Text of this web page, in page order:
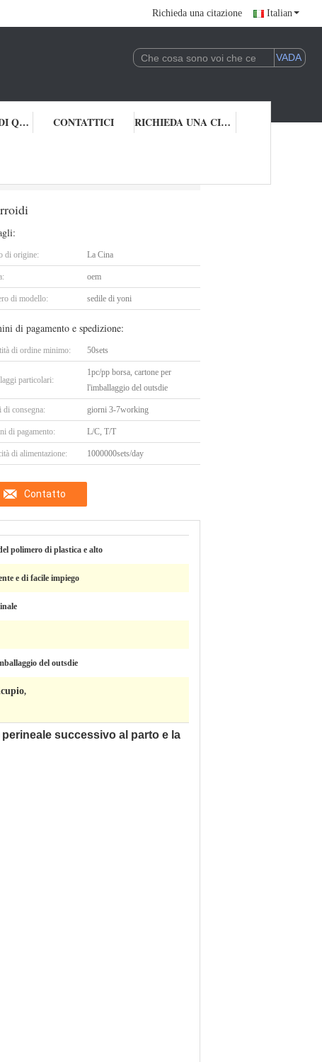
Richieda una citazione Italian
CONTROLLO DI QUALITÀ CONTATTICI RICHIEDA UNA CITAZIONE
di origine: La Cina
oem
di modello: sedile di yoni
di pagamento e spedizione:
di ordine minimo: 50sets
particolari:
1pc/pp borsa, cartone per
l'imballaggio del outsdie
di consegna: giorni 3-7working
di pagamento: L/C, T/T
di alimentazione: 1000000sets/day
Contatto
polimero di plastica e alto
e di facile impiego
del outsdie
,
successivo al parto e la